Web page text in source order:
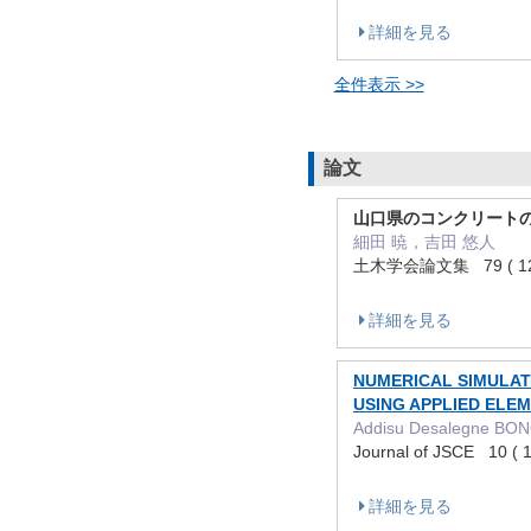
詳細を見る
全件表示 >>
論文
山口県のコンクリート
細田 暁，吉田 悠人
土木学会論文集 79 (
詳細を見る
NUMERICAL
USING APPLIED
Addisu Desalegne
Journal of JSCE 10 (
詳細を見る